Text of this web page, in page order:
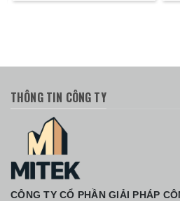
THÔNG TIN CÔNG TY
CÔNG TY CỔ PHẦN GIẢI PHÁP